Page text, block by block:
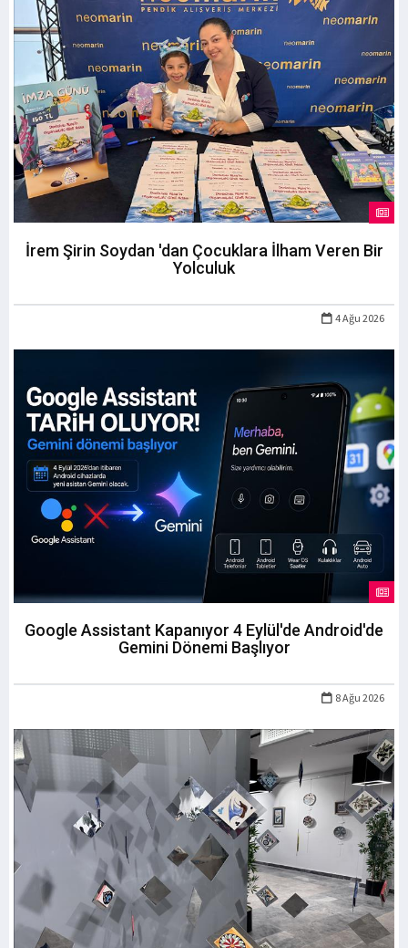
İrem Şirin Soydan 'dan Çocuklara İlham Veren Bir
Yolculuk
4 Ağu 2026
Google Assistant Kapanıyor 4 Eylül'de Android'de
Gemini Dönemi Başlıyor
8 Ağu 2026